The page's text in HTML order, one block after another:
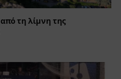
τη λίμνη της